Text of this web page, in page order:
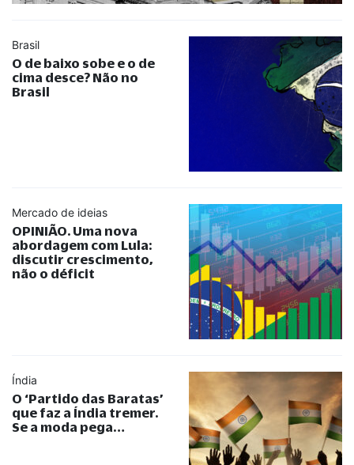
Brasil
O de baixo sobe e o de
cima desce? Não no
Brasil
Mercado de ideias
OPINIÃO. Uma nova
abordagem com Lula:
discutir crescimento,
não o déficit
Índia
O ‘Partido das Baratas’
que faz a Índia tremer.
Se a moda pega…